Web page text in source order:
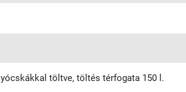
töltve, töltés térfogata 150 l.